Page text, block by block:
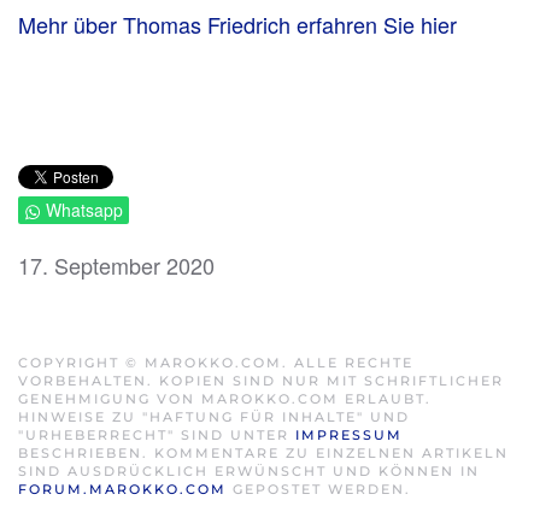
Mehr über Thomas Friedrich erfahren Sie hier
Whatsapp
17. September 2020
COPYRIGHT © MAROKKO.COM. ALLE RECHTE
VORBEHALTEN. KOPIEN SIND NUR MIT SCHRIFTLICHER
GENEHMIGUNG VON MAROKKO.COM ERLAUBT.
HINWEISE ZU "HAFTUNG FÜR INHALTE" UND
"URHEBERRECHT" SIND UNTER IMPRESSUM
BESCHRIEBEN. KOMMENTARE ZU EINZELNEN ARTIKELN
SIND AUSDRÜCKLICH ERWÜNSCHT UND KÖNNEN IN
FORUM.MAROKKO.COM GEPOSTET WERDEN.